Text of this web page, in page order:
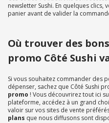
newsletter Sushi. En quelques clics,
panier avant de valider la
Où trouver des
promo Côté Sushi
Si vous souhaitez commander des
dépenser, sachez que Côté Sushi
promo ! Vous découvrirez tout ici
plateforme, accédez à un grand
valoir sur vos sites de vente
plans que nous diffusons sont